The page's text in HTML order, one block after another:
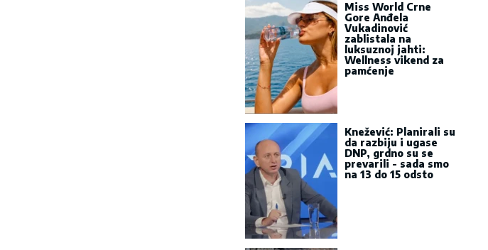
Miss World Crne
Gore Anđela
Vukadinović
zablistala na
luksuznoj jahti:
Wellness vikend za
pamćenje
Knežević: Planirali su
da razbiju i ugase
DNP, grdno su se
prevarili - sada smo
na 13 do 15 odsto